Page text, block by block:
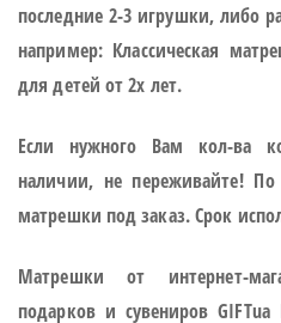
последние 2-3 игрушки, либо
например: Классическая
для детей от 2х лет.
Если нужного Вам кол-ва
наличии, не переживайте!
матрешки под заказ. Срок
Матрешки от интернет-
подарков и сувениров